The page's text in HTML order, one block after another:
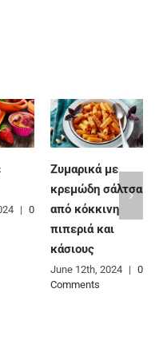
| 0
Ζυμαρικά με
κρεμώδη σάλτσα
από κόκκινη
πιπεριά και
κάσιους
June 12th, 2024 | 0
Comments